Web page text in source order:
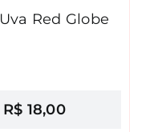
Uva Red Globe
R$ 18,00